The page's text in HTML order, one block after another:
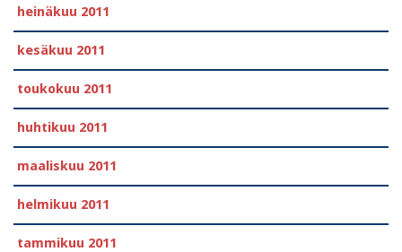
heinäkuu 2011
kesäkuu 2011
toukokuu 2011
huhtikuu 2011
maaliskuu 2011
helmikuu 2011
tammikuu 2011